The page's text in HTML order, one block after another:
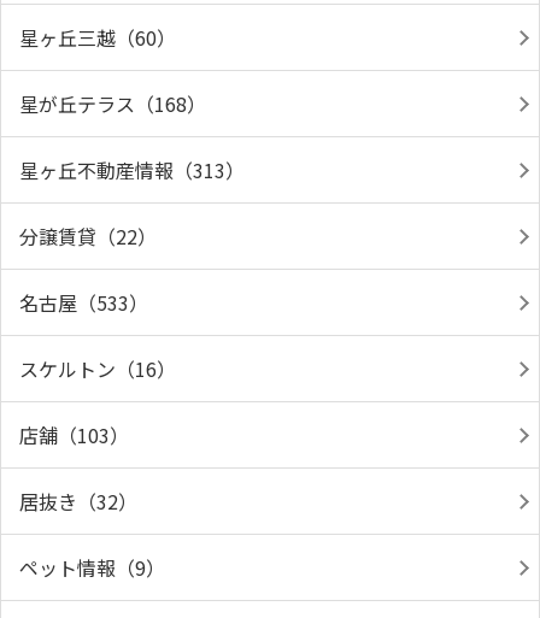
星ヶ丘三越（60）
星が丘テラス（168）
星ヶ丘不動産情報（313）
分譲賃貸（22）
名古屋（533）
スケルトン（16）
店舗（103）
居抜き（32）
ペット情報（9）